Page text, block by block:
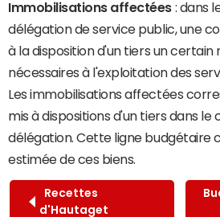
Immobilisations affectées : dans
délégation de service public, une
à la disposition d'un tiers un certain
nécessaires à l'exploitation des
Les immobilisations affectées
mis à dispositions d'un tiers dans
délégation. Cette ligne budgétaire
estimée de ces biens.
Recettes
d'Hautaget